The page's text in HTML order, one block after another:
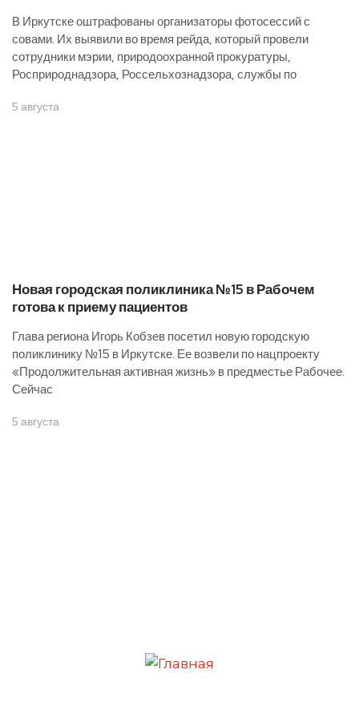
В Иркутске оштрафованы организаторы фотосессий с
совами. Их выявили во время рейда, который провели
сотрудники мэрии, природоохранной прокуратуры,
Росприроднадзора, Россельхознадзора, службы по
5 августа
Новая городская поликлиника №15 в Рабочем
готова к приему пациентов
Глава региона Игорь Кобзев посетил новую городскую
поликлинику №15 в Иркутске. Ее возвели по нацпроекту
«Продолжительная активная жизнь» в предместье Рабочее.
Сейчас
5 августа